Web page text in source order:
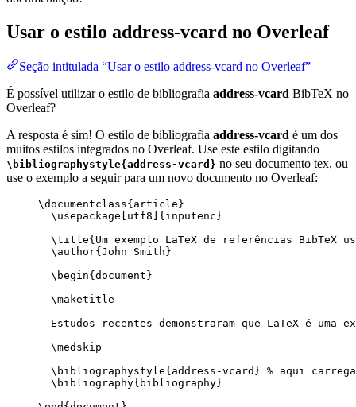
Usar o estilo address-vcard no Overleaf
Seção intitulada “Usar o estilo address-vcard no Overleaf”
É possível utilizar o estilo de bibliografia address-vcard BibTeX no
Overleaf?
A resposta é sim! O estilo de bibliografia address-vcard é um dos
muitos estilos integrados no Overleaf. Use este estilo digitando
\bibliographystyle{address-vcard} no seu documento tex, ou
use o exemplo a seguir para um novo documento no Overleaf:
\documentclass{ article }
\usepackage
utf8 ]{ inputenc }
\title{Um exemplo LaTeX de referências
\author{John Smith}
\begin{ document }
\maketitle
Estudos recentes demonstraram que LaTeX é
\medskip
\bibliographystyle{address-vcard} % aqui
\bibliography{bibliography}